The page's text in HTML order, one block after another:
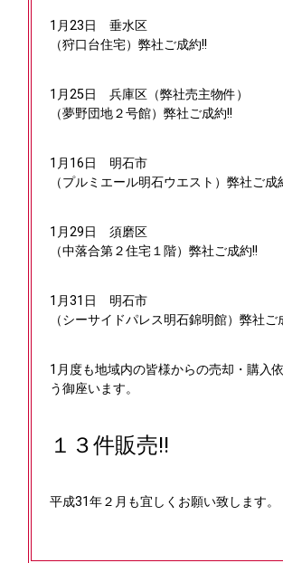
1月23日 垂水区
（狩口台住宅）弊社ご成約!!
1月25日 兵庫区（弊社売主物件）
（夢野団地２号館）弊社ご成約!!
1月16日 明石市
（プルミエール明石ウエスト）弊社ご成
1月29日 須磨区
（中落合第２住宅１階）弊社ご成約!!
1月31日 明石市
（シーサイドパレス明石錦明館）弊社ご
1月度も地域内の皆様からの売却・購入
う御座います。
１３件販売!!
平成31年２月も宜しくお願い致します。